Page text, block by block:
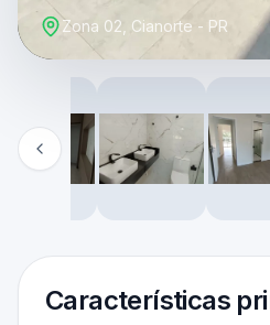
Zona 02, Cianorte - PR
Características